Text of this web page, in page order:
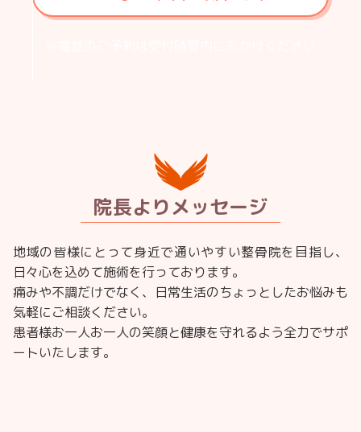
院長よりメッセージ
地域の皆様にとって身近で通いやすい整骨院を目指し、
日々心を込めて施術を行っております。
痛みや不調だけでなく、 日常生活のちょっとしたお悩みも
気軽にご相談ください。
患者様お一人お一人の笑顔と健康を守れるよう全力でサポ
ートいたします。